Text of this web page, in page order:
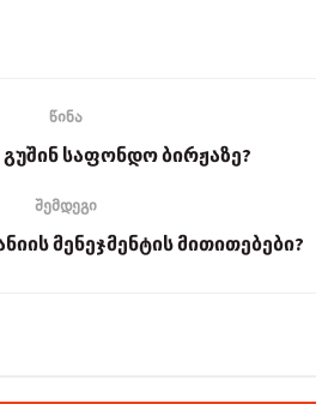
წინა
საფონდო ბირჟაზე?
შემდეგი
მენეჯმენტის მითითებები?